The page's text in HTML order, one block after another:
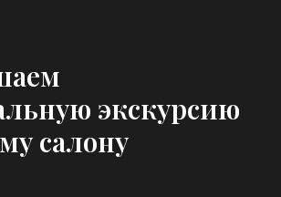
экскурсию
салону